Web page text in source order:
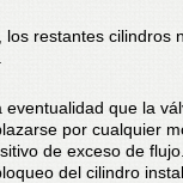
restantes cilindros
que la
por cualquier
de exceso de
del cilindro